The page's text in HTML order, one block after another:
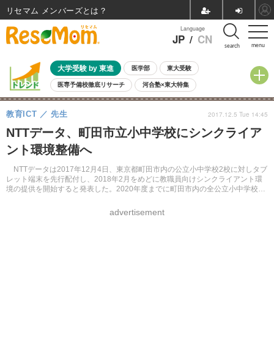
menu
Language
JP / CN search
大学受験 by 東進 医学部 東大受験
医専予備校徹底リサーチ 河合塾×東大特集
親子で考える大学選び 高校受験 中学受験 小学校受験
共通テスト 夏休み
8月開催イベント・WS 全国公立高校 過去問 人気記事
自由研究教材（小学生向け）
NTTデータ、町田市立小中学校にシンクライア
ント環境整備へ
NTTデータは2017年12月4日、東京都町田市内の公立小中学校2校に対しタブ
レット端末を先行配付し、2018年2月をめどに教職員向けシンクライアント環
境の提供を開始すると発表した。2020年度までに町田市内の全公立小中学校に
教育ICT 先生
advertisement
2017.12.5 Tue 14:45
リセマム メンバーズ